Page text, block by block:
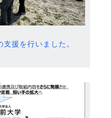
援を行いました。